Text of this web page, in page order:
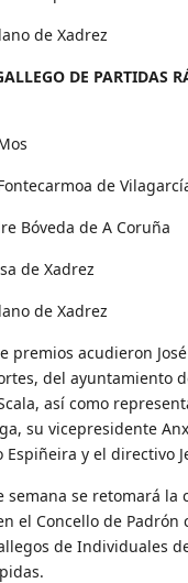
de Xadrez
DE PARTIDAS
de
Bóveda de A Coruña
de Xadrez
de Xadrez
premios acudieron
del ayuntamiento
así como
su vicepresidente
y el directivo
semana se retomará la
el Concello de Padrón
de Individuales